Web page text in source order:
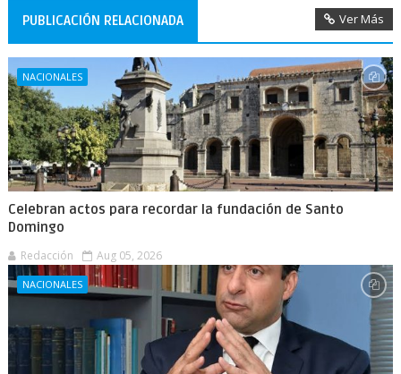
PUBLICACIÓN RELACIONADA Ver Más
NACIONALES
Celebran actos para recordar la fundación de Santo
Domingo
Redacción Aug 05, 2026
NACIONALES